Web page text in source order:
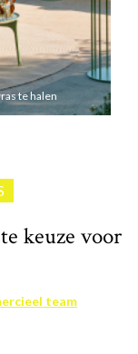
te halen
keuze voor
team